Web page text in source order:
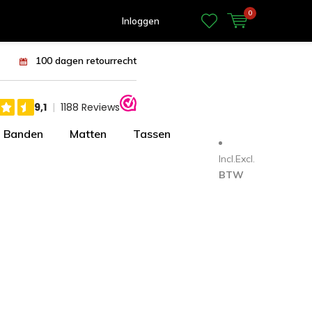
Inloggen
0
100 dagen retourrecht
Banden Matten Tassen
Incl.Excl.
BTW